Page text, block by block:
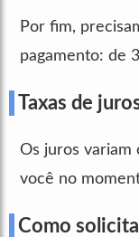
Por fim,
pagamento: de
Taxas de
Os juros variam
você no
Como